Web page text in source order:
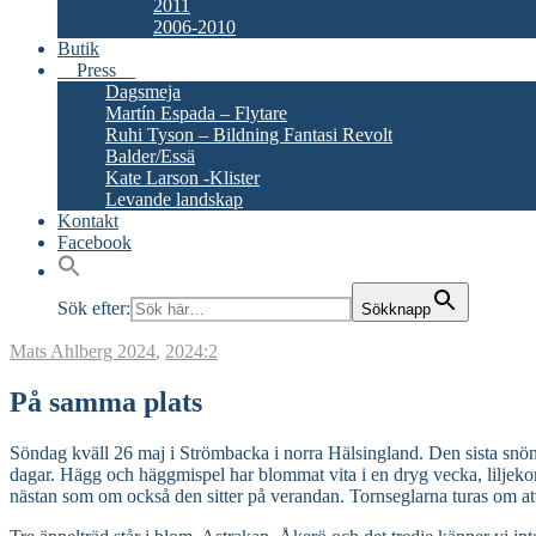
2011
2006-2010
Butik
Press
Dagsmeja
Martín Espada – Flytare
Ruhi Tyson – Bildning Fantasi Revolt
Balder/Essä
Kate Larson -Klister
Levande landskap
Kontakt
Facebook
Sök efter: Sökknapp
Mats Ahlberg 2024, 2024:2
På samma plats
Söndag kväll 26 maj i Strömbacka i norra Hälsingland. Den sista
dagar. Hägg och häggmispel har blommat vita i en dryg vecka,
nästan som om också den sitter på verandan. Tornseglarna turas om